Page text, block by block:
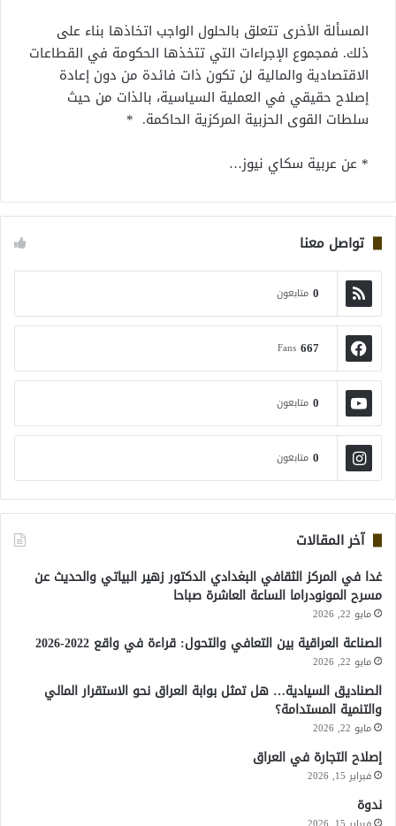
المسألة الأخرى تتعلق بالحلول الواجب اتخاذها بناء على
ذلك. فمجموع الإجراءات التي تتخذها الحكومة في القطاعات
الاقتصادية والمالية لن تكون ذات فائدة من دون إعادة
إصلاح حقيقي في العملية السياسية، بالذات من حيث
سلطات القوى الحزبية المركزية الحاكمة. *
* عن عربية سكاي نيوز…
تواصل معنا
0 متابعون
667
Fans
0 متابعون
0 متابعون
آخر المقالات
غدا في المركز الثقافي البغدادي الدكتور زهير البياتي والحديث عن
مسرح المونودراما الساعة العاشرة صباحا
مايو 22, 2026
الصناعة العراقية بين التعافي والتحول: قراءة في واقع 2022-2026
مايو 22, 2026
الصناديق السيادية… هل تمثل بوابة العراق نحو الاستقرار المالي
والتنمية المستدامة؟
مايو 22, 2026
إصلاح التجارة في العراق
فبراير 15, 2026
ندوة